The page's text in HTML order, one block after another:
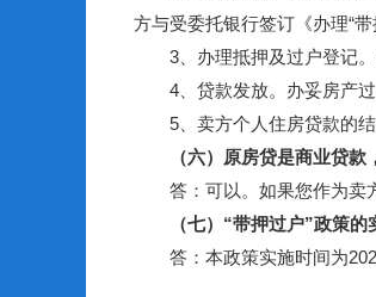
方与受委托银行签订《办理“带
3、办理抵押及过户登记。
4、贷款发放。办妥房产过
5、卖方个人住房贷款的结
（六）原房贷是商业贷款，
答：可以。如果您作为卖方
（七）“带押过户”政策的
答：本政策实施时间为2026